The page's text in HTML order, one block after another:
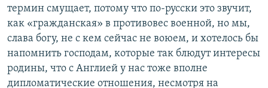
термин смущает, потому что по-русски это звучит,
как «гражданская» в противовес военной, но мы,
слава богу, не с кем сейчас не воюем, и хотелось бы
напомнить господам, которые так блюдут интересы
родины, что с Англией у нас тоже вполне
дипломатические отношения, несмотря на